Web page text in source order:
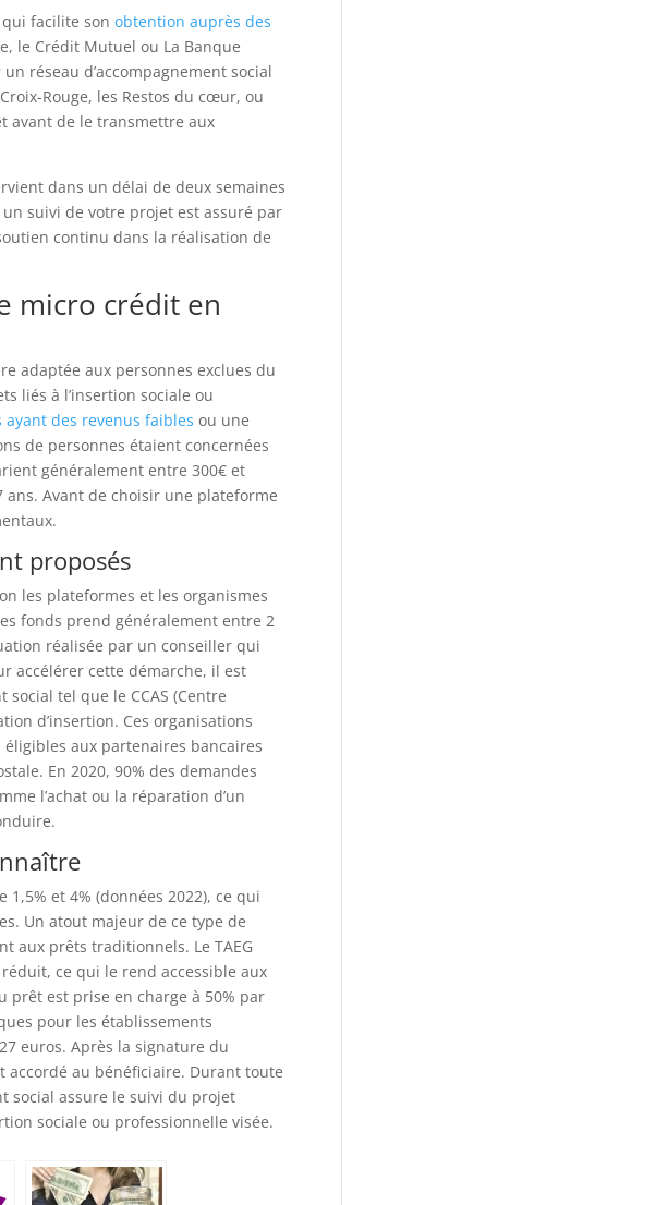
qui facilite son obtention auprès des
le Crédit Mutuel ou La Banque
réseau d’accompagnement social
Rouge, les Restos du cœur, ou
avant de le transmettre aux
dans un délai de deux semaines
suivi de votre projet est assuré par
continu dans la réalisation de
micro crédit en
adaptée aux personnes exclues du
liés à l’insertion sociale ou
ayant des revenus faibles ou une
de personnes étaient concernées
généralement entre 300€ et
Avant de choisir une plateforme
proposés
les plateformes et les organismes
fonds prend généralement entre 2
réalisée par un conseiller qui
accélérer cette démarche, il est
social tel que le CCAS (Centre
d’insertion. Ces organisations
aux partenaires bancaires
En 2020, 90% des demandes
l’achat ou la réparation d’un
et 4% (données 2022), ce qui
Un atout majeur de ce type de
aux prêts traditionnels. Le TAEG
ce qui le rend accessible aux
prêt est prise en charge à 50% par
pour les établissements
euros. Après la signature du
au bénéficiaire. Durant toute
social assure le suivi du projet
sociale ou professionnelle visée.